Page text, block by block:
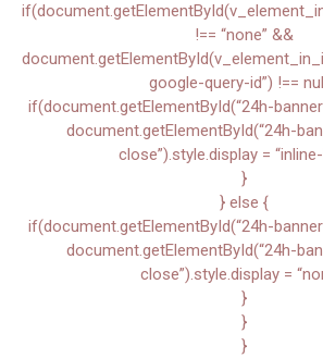
!== “none” &&
google-query-id”) !==
if(document.getElementById(“24h-
document.getElementById(“24h-
close”).style.display =
}
} else {
if(document.getElementById(“24h-
document.getElementById(“24h-
close”).style.display =
}
}
}